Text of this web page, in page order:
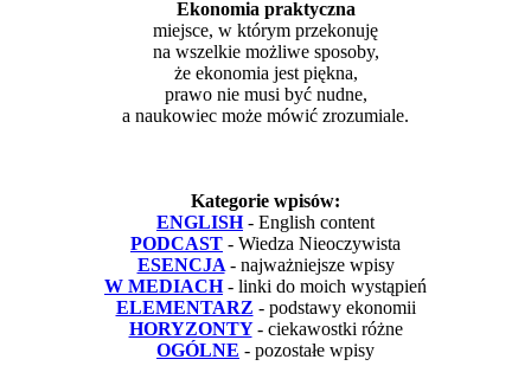
Ekonomia praktyczna
miejsce, w którym przekonuję
na wszelkie możliwe sposoby,
że ekonomia jest piękna,
prawo nie musi być nudne,
a naukowiec może mówić zrozumiale.
Kategorie wpisów:
ENGLISH - English content
PODCAST - Wiedza Nieoczywista
ESENCJA - najważniejsze wpisy
W MEDIACH - linki do moich wystąpień
ELEMENTARZ - podstawy ekonomii
HORYZONTY - ciekawostki różne
OGÓLNE - pozostałe wpisy